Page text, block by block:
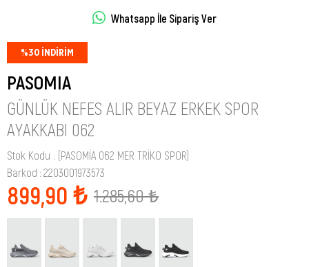
Whatsapp İle Sipariş Ver
%30 İNDIRIM
PASOMIA
GÜNLÜK NEFES ALIR BEYAZ ERKEK SPOR
AYAKKABI 062
Stok Kodu
(PASOMİA 062 MER TRİKO SPOR)
Barkod : 2203001973573
1.285,60 ₺
899,90 ₺